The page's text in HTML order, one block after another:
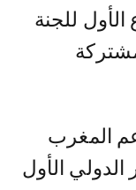
للجنة
المغرب
الدولي الأول